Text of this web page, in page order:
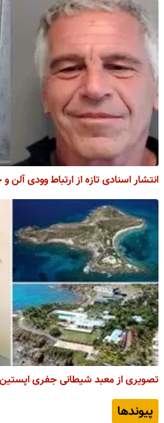
انتشار اسنادی تازه از ارتباط وودی
تصویری از معبد شیطانی جفری
پیوندها